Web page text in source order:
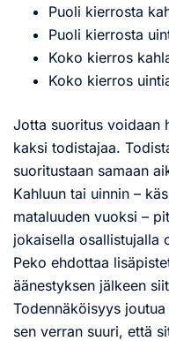
Puoli kierrosta
Puoli kierrosta
Koko kierros
Koko kierros
Jotta suoritus voidaan
kaksi todistajaa.
suoritustaan samaan
Kahluun tai uinnin –
mataluuden vuoksi –
jokaisella osallistujalla
Peko ehdottaa
äänestyksen jälkeen
Todennäköisyys
sen verran suuri, että